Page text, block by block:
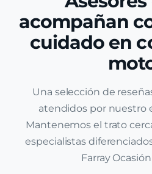
acompañan
cuidado en
Una selección de
atendidos por nuestro
Mantenemos el trato
especialistas
Farray Ocasión